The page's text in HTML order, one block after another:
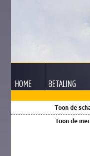
HOME BETALING
Toon de
Toon de